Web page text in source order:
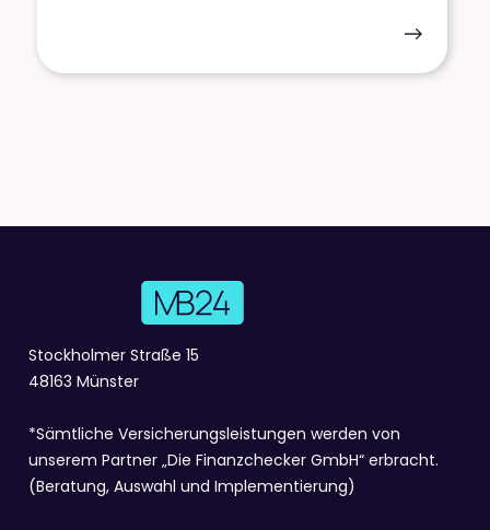
->
Stockholmer Straße 15
48163 Münster
*Sämtliche Versicherungsleistungen werden von
unserem Partner „Die Finanzchecker GmbH“ erbracht.
(Beratung, Auswahl und Implementierung)